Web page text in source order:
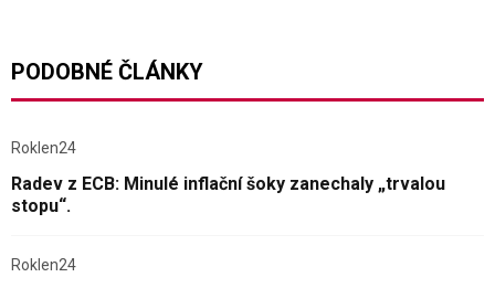
PODOBNÉ ČLÁNKY
Roklen24
Radev z ECB: Minulé inflační šoky zanechaly „trvalou
stopu“.
Roklen24